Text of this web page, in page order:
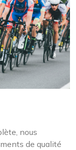
nous
de qualité